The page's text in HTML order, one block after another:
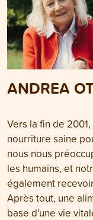
ANDREA
Vers la fin de
nourriture saine
nous nous
les humains, et
également
Après tout, une
base d'une vie